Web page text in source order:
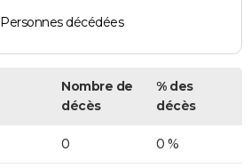
Personnes décédées
Nombre de
décès
% des
décès
0 0 %